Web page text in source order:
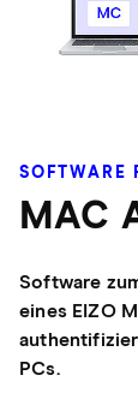
SOFTWARE
MAC
Software
eines EIZO
PCs.